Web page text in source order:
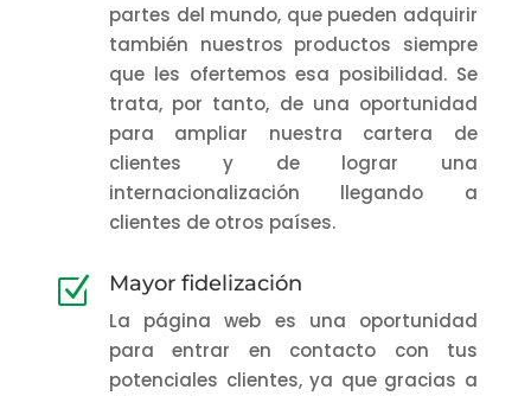
partes del mundo, que pueden adquirir
también nuestros productos siempre
que les ofertemos esa posibilidad. Se
trata, por tanto, de una oportunidad
para ampliar nuestra cartera de
clientes y de lograr una
internacionalización llegando a
clientes de otros países.
Z Mayor fidelización
La página web es una oportunidad
para entrar en contacto con tus
potenciales clientes, ya que gracias a